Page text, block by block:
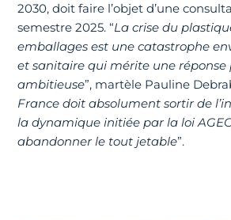
2030, doit faire l’objet d’une
semestre 2025. “La crise du
emballages est une catastrophe
et sanitaire qui mérite une réponse
ambitieuse”, martèle Pauline
France doit absolument sortir de
la dynamique initiée par la loi
abandonner le tout jetable”.